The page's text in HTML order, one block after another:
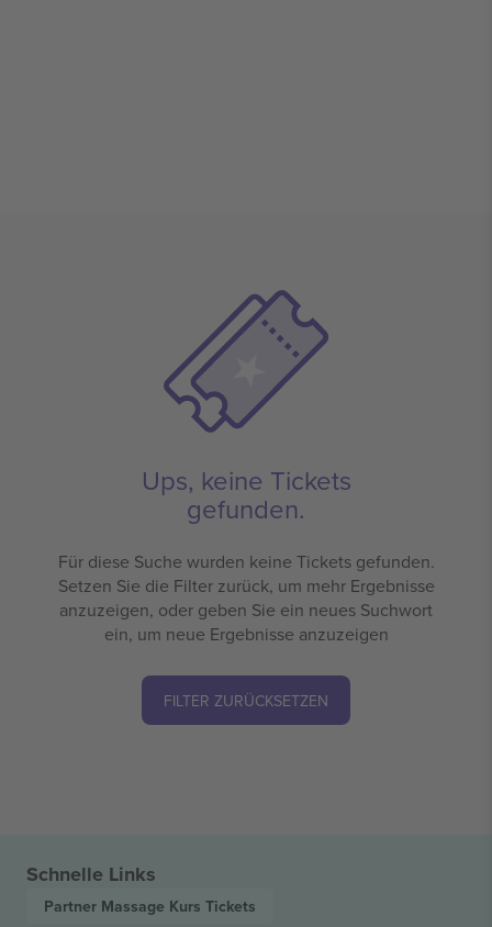
Ups, keine Tickets
gefunden.
Für diese Suche wurden keine Tickets gefunden.
Setzen Sie die Filter zurück, um mehr Ergebnisse
anzuzeigen, oder geben Sie ein neues Suchwort
ein, um neue Ergebnisse anzuzeigen
FILTER ZURÜCKSETZEN
Schnelle Links
Partner Massage Kurs Tickets